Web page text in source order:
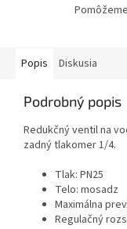
Popis Diskusia
Podrobný popis
Redukčný ventil na
zadný tlakomer 1/4.
Tlak: PN25
Telo: mosadz
Maximálna
Regulačný